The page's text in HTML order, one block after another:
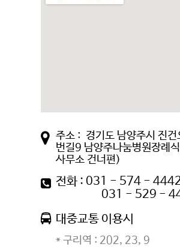
 주소 : 경기도 남양주시 진
번길9 남양주나눔병원장례
사무소 건너편)
 전화 : 031 - 574 -
031 - 529 -
 대중교통 이용시
* 구리역 : 202, 23, 9